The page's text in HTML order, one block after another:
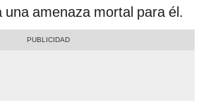
amenaza mortal para él.